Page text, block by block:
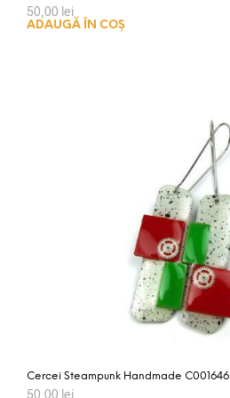
50,00 lei
ADAUGĂ ÎN COȘ
Cercei Steampunk Handmade C001646
50,00 lei